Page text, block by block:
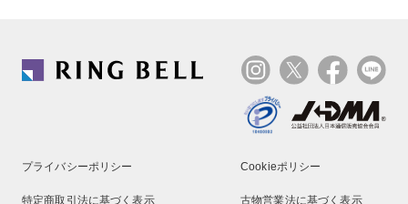
プライバシーポリシー Cookieポリシー
特定商取引法に基づく表示 古物営業法に基づく表示